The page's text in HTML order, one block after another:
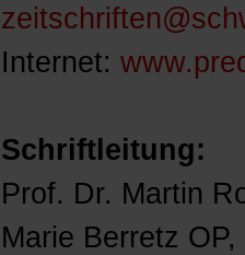
Internet:
Schriftleitung:
Prof. Dr. Martin
Marie Berretz